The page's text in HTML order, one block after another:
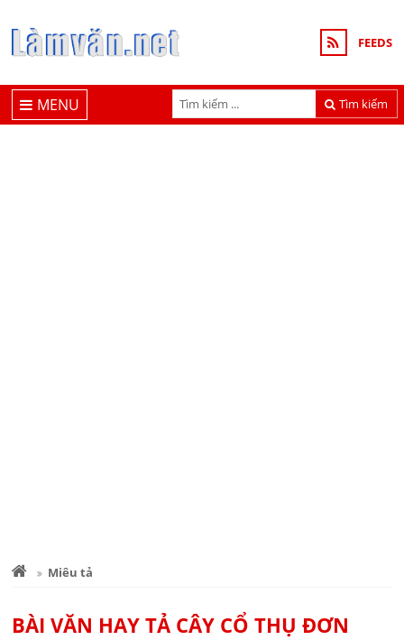
FEEDS
Tìm kiếm
MENU
Miêu tả
BÀI VĂN HAY TẢ CÂY CỔ THỤ ĐƠN